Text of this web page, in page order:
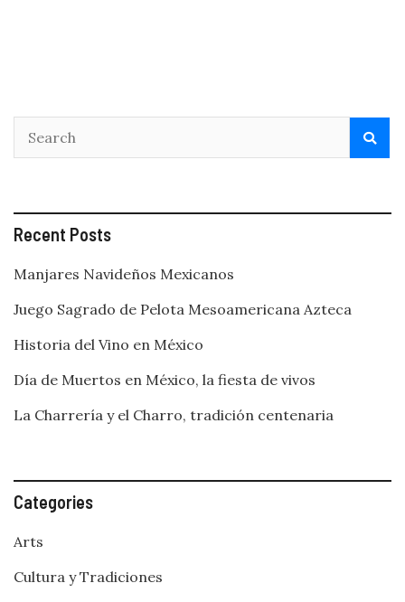
Recent Posts
Manjares Navideños Mexicanos
Juego Sagrado de Pelota Mesoamericana Azteca
Historia del Vino en México
Día de Muertos en México, la fiesta de vivos
La Charrería y el Charro, tradición centenaria
Categories
Arts
Cultura y Tradiciones